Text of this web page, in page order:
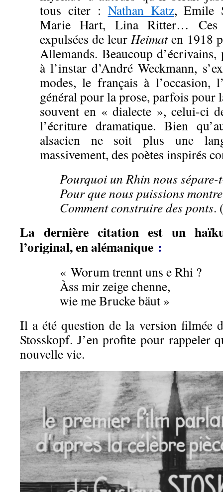
tous citer : Nathan Katz, Emile
Marie Hart, Lina Ritter… Ces
expulsées de leurHeimaten 1918
Allemands. Beaucoup
à l’instar d’André Weckmann,
modes, le français à l’occasion,
général pour la prose, parfois pour
souvent en « dialecte », celui-ci
l’écriture dramatique. Bien
alsacien ne soit plus une
massivement, des poètes inspirés
Pourquoi un Rhin nous
Pour que nous puissions
Comment construire des ponts.
La dernière citation est un
l’original,en alémanique :
« Worum trennt uns e Rhi ?
Àss mir zeige chenne,
wie me Brucke bäut »
Il a été question de la version filmée
Stosskopf. J’en profite pour rappeler
nouvelle vie.